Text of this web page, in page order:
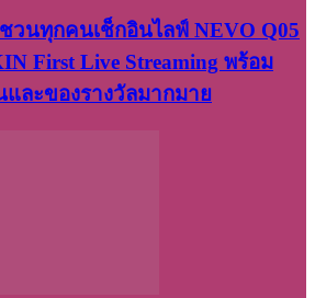
วนทุกคนเช็กอินไลฟ์ NEVO Q05
First Live Streaming พร้อม
ละของรางวัลมากมาย